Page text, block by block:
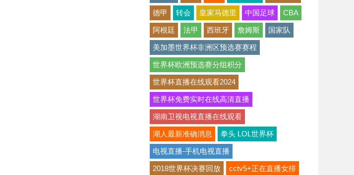
德甲 转会 皇家马德里 中国足球 CBA
阿根廷 法甲 西班牙 詹姆斯 国家队
美加墨世界杯非洲区预选赛赛程
世界杯欧洲预选赛分组积分
世界杯直播在线观看2024
世界杯免费实时在线高清直播
湖南卫视电视直播在线观看
湖人最新准确消息 拳头 LOL世界杯
电视直播-手机电视直播
2018世界杯决赛回放 cctv5+正在直播女排